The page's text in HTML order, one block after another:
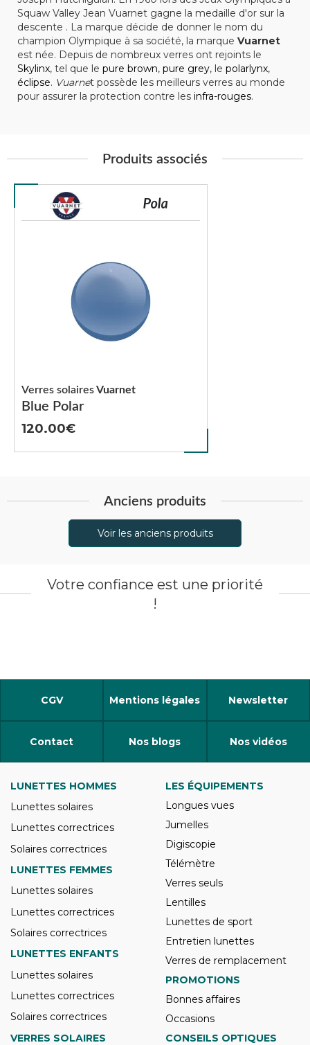
Squaw Valley Jean Vuarnet gagne la medaille d'or sur la
descente . La marque décide de donner le nom du
champion Olympique à sa société, la marque Vuarnet
est née. Depuis de nombreux verres ont rejoints le
Skylinx, tel que le pure brown, pure grey, le polarlynx,
éclipse. Vuarnet possède les meilleurs verres au monde
pour assurer la protection contre les infra-rouges.
Produits associés
Blue Polar
Verres solairesVuarnet
120.00
Anciens produits
Voir les anciens produits
Votre confiance est une priorité
!
CGV Mentions légales Newsletter
Contact Nos blogs Nos vidéos
LUNETTES HOMMES
Lunettes solaires
Lunettes correctrices
Solaires correctrices
LUNETTES FEMMES
Lunettes solaires
Lunettes correctrices
Solaires correctrices
LUNETTES ENFANTS
Lunettes solaires
Lunettes correctrices
Solaires correctrices
LES ÉQUIPEMENTS
Longues vues
Jumelles
Digiscopie
Télémètre
Verres seuls
Lentilles
Lunettes de sport
Entretien lunettes
Verres de remplacement
PROMOTIONS
Bonnes affaires
Occasions
VERRES SOLAIRES
CONSEILS OPTIQUES